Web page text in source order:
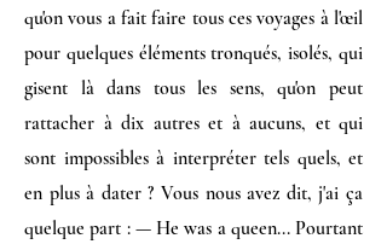
qu'on vous a fait faire tous ces voyages à l'œil
pour quelques éléments tronqués, isolés, qui
gisent là dans tous les sens, qu'on peut
rattacher à dix autres et à aucuns, et qui
sont impossibles à interpréter tels quels, et
en plus à dater ? Vous nous avez dit, j'ai ça
quelque part : — He was a queen... Pourtant